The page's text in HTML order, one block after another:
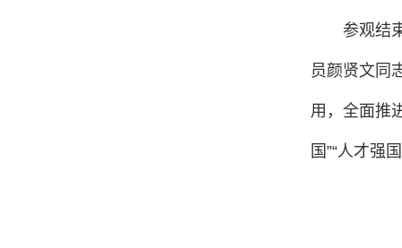
参观结
员颜贤文同
用，全面推
国”“人才强